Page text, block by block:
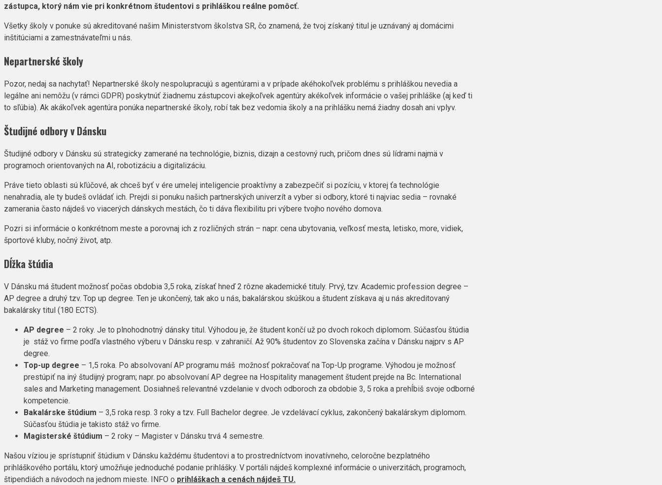
zástupca, ktorý nám vie pri konkrétnom študentovi s prihláškou reálne pomôcť.
Všetky školy v ponuke sú akreditované našim Ministerstvom školstva SR, čo znamená, že tvoj získaný titul je uznávaný aj domácimi
inštitúciami a zamestnávateľmi u nás.
Nepartnerské školy
Pozor, nedaj sa nachytať! Nepartnerské školy nespolupracujú s agentúrami a v prípade akéhokoľvek problému s prihláškou nevedia a
legálne ani nemôžu (v rámci GDPR) poskytnúť žiadnemu zástupcovi akejkoľvek agentúry akékoľvek informácie o vašej prihláške (aj keď ti
to sľúbia). Ak akákoľvek agentúra ponúka nepartnerské školy, robí tak bez vedomia školy a na prihlášku nemá žiadny dosah ani vplyv.
Študijné odbory v Dánsku
Študijné odbory v Dánsku sú strategicky zamerané na technológie, biznis, dizajn a cestovný ruch, pričom dnes sú lídrami najmä v
programoch orientovaných na AI, robotizáciu a digitalizáciu.
Práve tieto oblasti sú kľúčové, ak chceš byť v ére umelej inteligencie proaktívny a zabezpečiť si pozíciu, v ktorej ťa technológie
nenahradia, ale ty budeš ovládať ich. Prejdi si ponuku našich partnerských univerzít a vyber si odbory, ktoré ti najviac sedia – rovnaké
zamerania často nájdeš vo viacerých dánskych mestách, čo ti dáva flexibilitu pri výbere tvojho nového domova.
Pozri si informácie o konkrétnom meste a porovnaj ich z rozličných strán – napr. cena ubytovania, veľkosť mesta, letisko, more, vidiek,
športové kluby, nočný život, atp.
Dĺžka štúdia
V Dánsku má študent možnosť počas obdobia 3,5 roka, získať hneď 2 rôzne akademické tituly. Prvý, tzv. Academic profession degree –
AP degree a druhý tzv. Top up degree. Ten je ukončený, tak ako u nás, bakalárskou skúškou a študent získava aj u nás akreditovaný
bakalársky titul (180 ECTS).
AP degree – 2 roky. Je to plnohodnotný dánsky titul. Výhodou je, že študent končí už po dvoch rokoch diplomom. Súčasťou štúdia
je stáž vo firme podľa vlastného výberu v Dánsku resp. v zahraničí. Až 90% študentov zo Slovenska začína v Dánsku najprv s AP
degree.
Top-up degree – 1,5 roka. Po absolvovaní AP programu máš možnosť pokračovať na Top-Up programe. Výhodou je možnosť
prestúpiť na iný študijný program; napr. po absolvovaní AP degree na Hospitality management študent prejde na Bc. International
sales and Marketing management. Dosiahneš relevantné vzdelanie v dvoch odboroch za obdobie 3, 5 roka a prehĺbiš svoje odborné
kompetencie.
Bakalárske štúdium – 3,5 roka resp. 3 roky a tzv. Full Bachelor degree. Je vzdelávací cyklus, zakončený bakalárskym diplomom.
Súčasťou štúdia je takisto stáž vo firme.
Magisterské štúdium – 2 roky – Magister v Dánsku trvá 4 semestre.
Našou víziou je sprístupniť štúdium v Dánsku každému študentovi a to prostredníctvom inovatívneho, celoročne bezplatného
prihláškového portálu, ktorý umožňuje jednoduché podanie prihlášky. V portáli nájdeš komplexné informácie o univerzitách, programoch,
štipendiách a návodoch na jednom mieste. INFO o prihláškach a cenách nájdeš TU.